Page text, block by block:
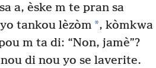
a, èske m te pran sa
tankou lèzòm *, kòmkwa
m ta di: “Non, jamè”?
di nou yo se laverite.